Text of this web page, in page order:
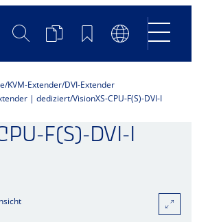
SucheProduktvergleich
Merkliste
KVM-Extender DVI-Extender
| dediziert VisionXS-CPU-F(S)-DVI-I
F(S)-DVI-I